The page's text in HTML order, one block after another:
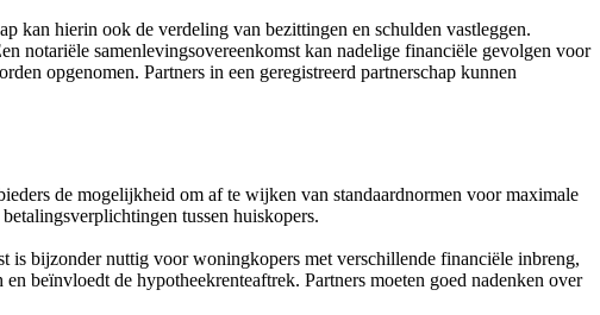
kan hierin ook de verdeling van bezittingen en schulden vastleggen.
notariële samenlevingsovereenkomst kan nadelige financiële gevolgen voor
opgenomen. Partners in een geregistreerd partnerschap kunnen
de mogelijkheid om af te wijken van standaardnormen voor maximale
tussen huiskopers.
is bijzonder nuttig voor woningkopers met verschillende financiële inbreng,
beïnvloedt de hypotheekrenteaftrek. Partners moeten goed nadenken over